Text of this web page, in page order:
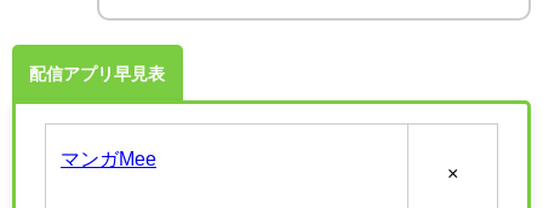
配信アプリ早見表
マンガMee
×